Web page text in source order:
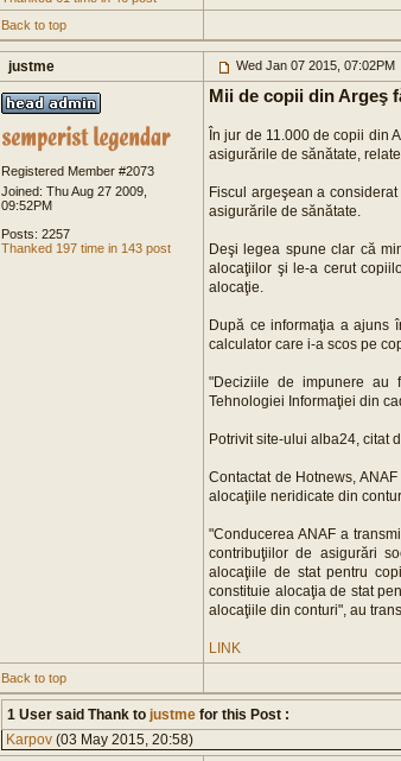
Back to top
justme Wed Jan 07 2015, 07:02PM
Registered Member #2073
Joined: Thu Aug 27 2009,
09:52PM
Posts: 2257
Thanked 197 time in 143 post
Mii de copii din Argeş
În jur de 11.000 de copii din
asigurările de sănătate,
Fiscul argeşean a
asigurările de sănătate.
Deşi legea spune clar că
alocaţiilor şi le-a cerut
alocaţie.
După ce informaţia a ajuns
calculator care i-a scos pe
"Deciziile de impunere au
Tehnologiei Informaţiei din
Potrivit site-ului alba24, citat
Contactat de Hotnews,
alocaţiile neridicate din
"Conducerea ANAF a
contribuţiilor de asigurări
alocaţiile de stat pentru
constituie alocaţia de stat
alocaţiile din conturi", au
LINK
Back to top
1 User said Thank to justme for this Post :
Karpov (03 May 2015, 20:58)